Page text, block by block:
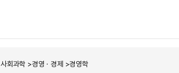
사회과학 >경영ㆍ경제 >경영학